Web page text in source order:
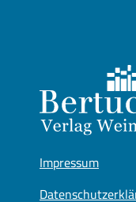
Impressum